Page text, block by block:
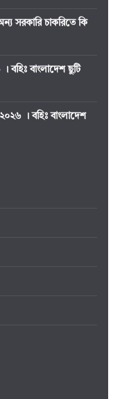
সরকারি চাকরিতে কি
বহিঃ বাংলাদেশ ছুটি
। বহিঃ বাংলাদেশ